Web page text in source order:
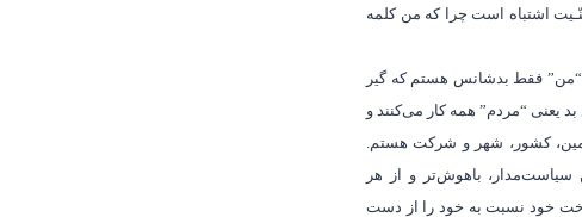
اشتباه است چرا که من کلمه
“من” فقط بدشانس هستم که گیر
یعنی “مردم” همه کار می‌کنند و
زمین، کشور، شهر و شرکت هستم.
سیاست‌مدار، باهوش‌تر و از هر
خود نسبت به خود را از دست